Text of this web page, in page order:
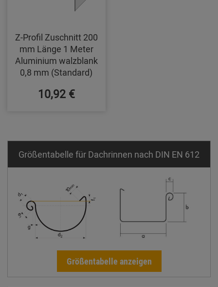
Z-Profil Zuschnitt 200
mm Länge 1 Meter
Aluminium walzblank
0,8 mm (Standard)
10,92 €
Größentabelle für Dachrinnen nach DIN EN 612
Größentabelle anzeigen